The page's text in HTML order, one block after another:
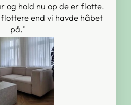
og hold nu op de er flotte.
end vi havde håbet
på."